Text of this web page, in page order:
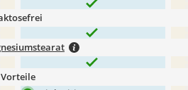
Vorteile